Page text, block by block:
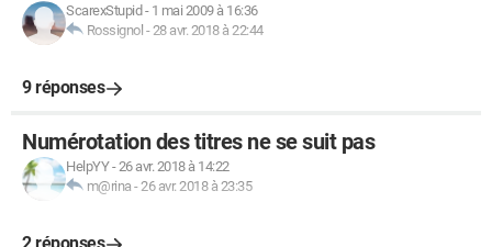
ScarexStupid - 1 mai 2009 à 16:36
Rossignol -28 avr. 2018 à 22:44
9 réponses
Numérotation des titres ne se suit pas
HelpYY-26 avr. 2018 à 14:22
m@rina -26 avr. 2018 à 23:35